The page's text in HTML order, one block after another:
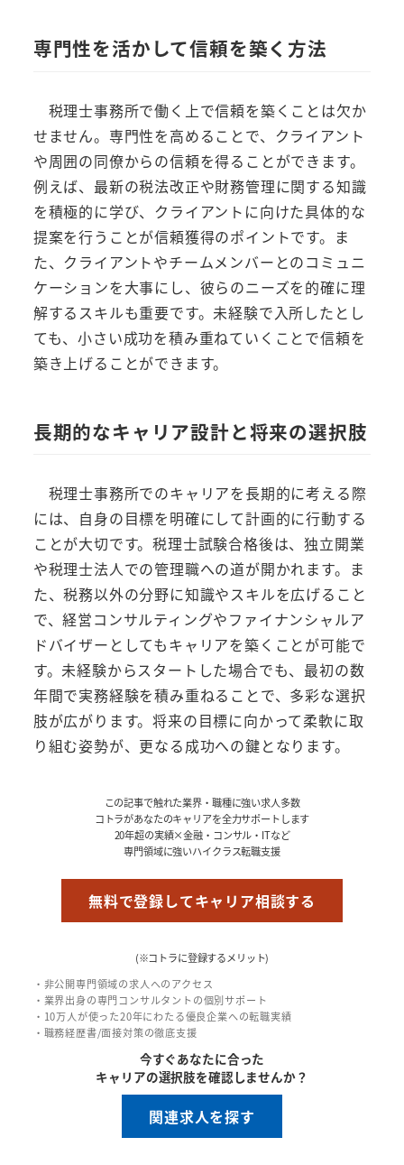
専門性を活かして信頼を築く方法
税理士事務所で働く上で信頼を築くことは欠か
せません。専門性を高めることで、クライアント
や周囲の同僚からの信頼を得ることができます。
例えば、最新の税法改正や財務管理に関する知識
を積極的に学び、クライアントに向けた具体的な
提案を行うことが信頼獲得のポイントです。ま
た、クライアントやチームメンバーとのコミュニ
ケーションを大事にし、彼らのニーズを的確に理
解するスキルも重要です。未経験で入所したとし
ても、小さい成功を積み重ねていくことで信頼を
築き上げることができます。
長期的なキャリア設計と将来の選択肢
税理士事務所でのキャリアを長期的に考える際
には、自身の目標を明確にして計画的に行動する
ことが大切です。税理士試験合格後は、独立開業
や税理士法人での管理職への道が開かれます。ま
た、税務以外の分野に知識やスキルを広げること
で、経営コンサルティングやファイナンシャルア
ドバイザーとしてもキャリアを築くことが可能で
す。未経験からスタートした場合でも、最初の数
年間で実務経験を積み重ねることで、多彩な選択
肢が広がります。将来の目標に向かって柔軟に取
り組む姿勢が、更なる成功への鍵となります。
この記事で触れた業界・職種に強い求人多数
コトラがあなたのキャリアを全力サポートします
20年超の実績×金融・コンサル・ITなど
専門領域に強いハイクラス転職支援
無料で登録してキャリア相談する
(※コトラに登録するメリット)
・非公開専門領域の求人へのアクセス
・業界出身の専門コンサルタントの個別サポート
・10万人が使った20年にわたる優良企業への転職実績
・職務経歴書/面接対策の徹底支援
今すぐあなたに合った
キャリアの選択肢を確認しませんか？
関連求人を探す